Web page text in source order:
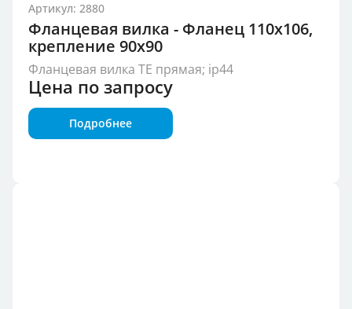
Артикул: 2880
Фланцевая вилка - Фланец 110x106,
крепление 90x90
Фланцевая вилка TE прямая; ip44
Цена по запросу
Подробнее